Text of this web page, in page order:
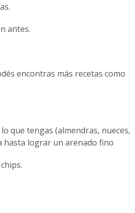
antes.
encontras más recetas como
que tengas (almendras, nueces,
hasta lograr un arenado fino